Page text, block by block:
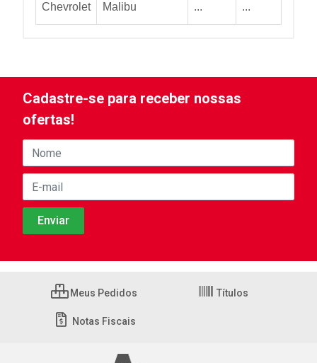
Chevrolet Malibu ... ...
Cadastre-se para receber nossas
ofertas!
Meus Pedidos Títulos
Notas Fiscais